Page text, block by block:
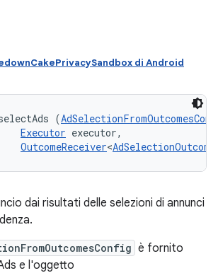
di Android
(
Executor executor,
OutcomeReceiver<AdSelectionOutcome
dai risultati delle selezioni di annunci
è fornito
e l'oggetto